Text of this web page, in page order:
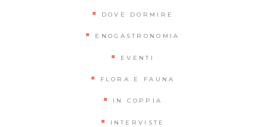
DOVE DORMIRE
ENOGASTRONOMIA
EVENTI
FLORA E FAUNA
IN COPPIA
INTERVISTE